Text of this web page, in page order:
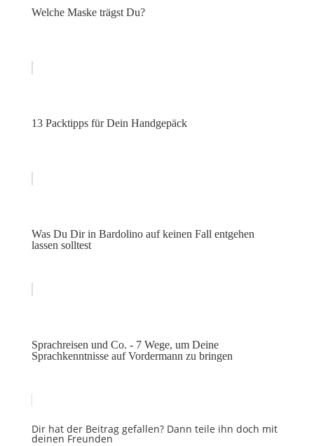
Welche Maske trägst Du?
13 Packtipps für Dein Handgepäck
Was Du Dir in Bardolino auf keinen Fall entgehen
lassen solltest
Sprachreisen und Co. - 7 Wege, um Deine
Sprachkenntnisse auf Vordermann zu bringen
Dir hat der Beitrag gefallen? Dann teile ihn doch mit
deinen Freunden